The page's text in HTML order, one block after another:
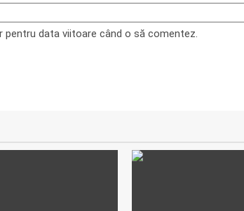
pentru data viitoare când o să comentez.